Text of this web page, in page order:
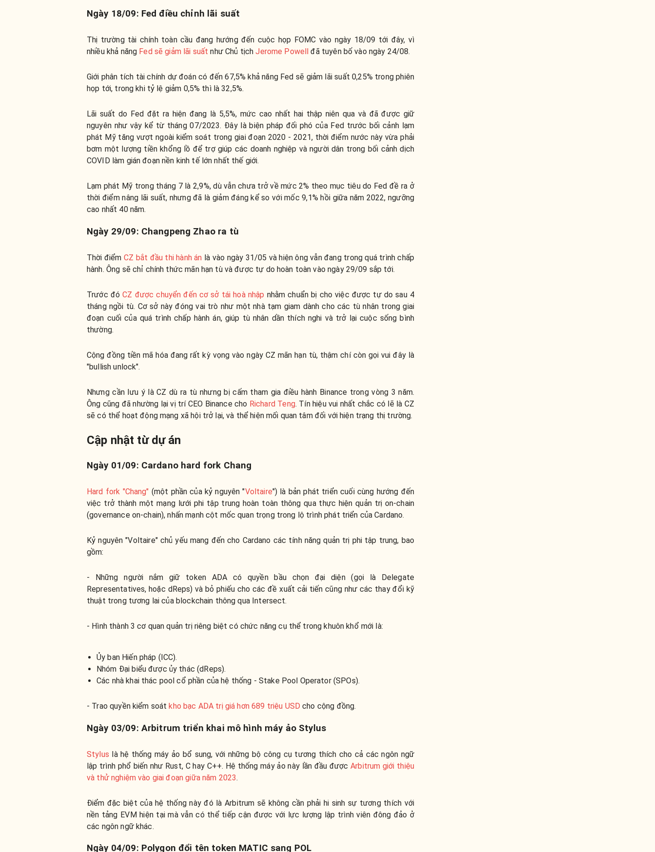
Ngày 18/09: Fed điều chỉnh lãi suất
Thị trường tài chính toàn cầu đang hướng đến cuộc họp FOMC vào ngày 18/09 tới đây, vì
nhiều khả năng Fed sẽ giảm lãi suất như Chủ tịchJerome Powell đã tuyên bố vào ngày 24/08.
Giới phân tích tài chính dự đoán có đến 67,5% khả năng Fed sẽ giảm lãi suất 0,25% trong phiên
họp tới, trong khi tỷ lệ giảm 0,5% thì là 32,5%.
Lãi suất do Fed đặt ra hiện đang là 5,5%, mức cao nhất hai thập niên qua và đã được giữ
nguyên như vậy kể từ tháng 07/2023. Đây là biện pháp đối phó của Fed trước bối cảnh lạm
phát Mỹ tăng vượt ngoài kiểm soát trong giai đoạn 2020 - 2021, thời điểm nước này vừa phải
bơm một lượng tiền khổng lồ để trợ giúp các doanh nghiệp và người dân trong bối cảnh dịch
COVID làm gián đoạn nền kinh tế lớn nhất thế giới.
Lạm phát Mỹ trong tháng 7 là 2,9%, dù vẫn chưa trở về mức 2% theo mục tiêu do Fed đề ra ở
thời điểm nâng lãi suất, nhưng đã là giảm đáng kể so với mốc 9,1% hồi giữa năm 2022, ngưỡng
cao nhất 40 năm.
Ngày 29/09: Changpeng Zhao ra tù
Thời điểmCZ bắt đầu thi hành án là vào ngày 31/05 và hiện ông vẫn đang trong quá trình chấp
hành. Ông sẽ chỉ chính thức mãn hạn tù và được tự do hoàn toàn vào ngày 29/09 sắp tới.
Trước đóCZ được chuyển đến cơ sở tái hoà nhập nhằm chuẩn bị cho việc được tự do sau 4
tháng ngồi tù. Cơ sở này đóng vai trò như một nhà tạm giam dành cho các tù nhân trong giai
đoạn cuối của quá trình chấp hành án, giúp tù nhân dần thích nghi và trở lại cuộc sống bình
thường.
Cộng đồng tiền mã hóa đang rất kỳ vọng vào ngày CZ mãn hạn tù, thậm chí còn gọi vui đây là
"bullish unlock".
Nhưng cần lưu ý là CZ dù ra tù nhưng bị cấm tham gia điều hành Binance trong vòng 3 năm.
Ông cũng đã nhường lại vị trí CEO Binance cho Richard Teng. Tín hiệu vui nhất chắc có lẽ là CZ
sẽ có thể hoạt động mạng xã hội trở lại, và thể hiện mối quan tâm đối với hiện trạng thị trường.
Cập nhật từ dự án
Ngày 01/09: Cardano hard fork Chang
Hard fork "Chang" (một phần của kỷ nguyên "Voltaire") là bản phát triển cuối cùng hướng đến
việc trở thành một mạng lưới phi tập trung hoàn toàn thông qua thực hiện quản trị on-chain
(governance on-chain), nhấn mạnh cột mốc quan trọng trong lộ trình phát triển của Cardano.
Kỷ nguyên "Voltaire" chủ yếu mang đến cho Cardano các tính năng quản trị phi tập trung, bao
gồm:
- Những người nắm giữ token ADA có quyền bầu chọn đại diện (gọi là Delegate
Representatives, hoặc dReps) và bỏ phiếu cho các đề xuất cải tiến cũng như các thay đổi kỹ
thuật trong tương lai của blockchain thông qua Intersect.
- Hình thành 3 cơ quan quản trị riêng biệt có chức năng cụ thể trong khuôn khổ mới là:
Ủy ban Hiến pháp (ICC).
Nhóm Đại biểu được ủy thác (dReps).
Các nhà khai thác pool cổ phần của hệ thống - Stake Pool Operator (SPOs).
- Trao quyền kiểm soátkho bạc ADA trị giá hơn 689 triệu USD cho cộng đồng.
Ngày 03/09: Arbitrum triển khai mô hình máy ảo Stylus
Stylus là hệ thống máy ảo bổ sung, với những bộ công cụ tương thích cho cả các ngôn ngữ
lập trình phổ biến như Rust, C hay C++. Hệ thống máy ảo này lần đầu đượcArbitrum giới thiệu
và thử nghiệm vào giai đoạn giữa năm 2023.
Điểm đặc biệt của hệ thống này đó là Arbitrum sẽ không cần phải hi sinh sự tương thích với
nền tảng EVM hiện tại mà vẫn có thể tiếp cận được với lực lượng lập trình viên đông đảo ở
các ngôn ngữ khác.
Ngày 04/09: Polygon đổi tên token MATIC sang POL